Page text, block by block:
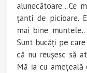
alunecătoare…Ce
țanti de picioare.
mai bine
Sunt bucăți pe
că nu reușesc să
Mă ia cu